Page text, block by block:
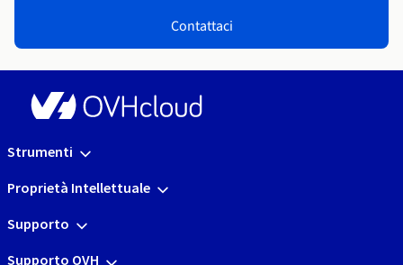
Contattaci
Strumenti
Proprietà Intellettuale
Supporto
Supporto OVH